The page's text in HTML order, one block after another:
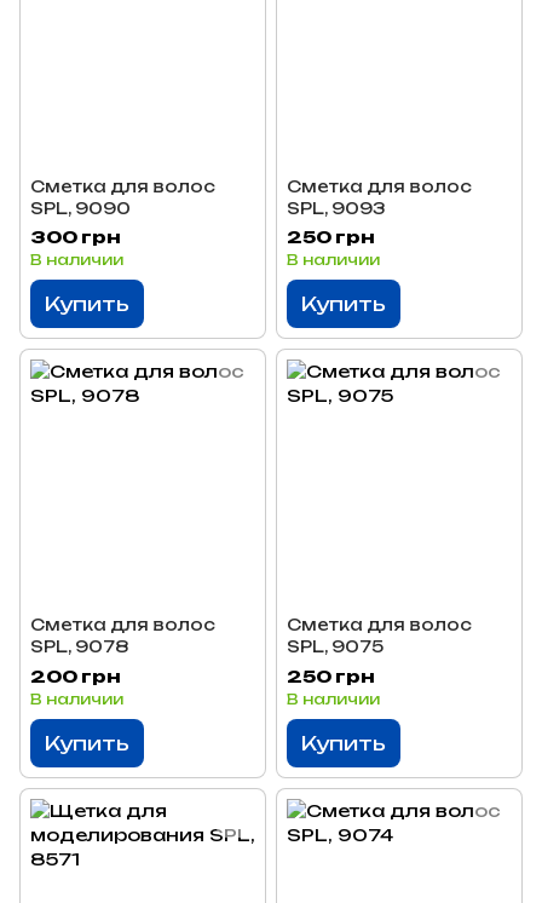
Сметка для волос
SPL, 9090
300 грн
В наличии
Купить
Сметка для волос
SPL, 9093
250 грн
В наличии
Купить
Сметка для волос
SPL, 9078
200 грн
В наличии
Купить
Сметка для волос
SPL, 9075
250 грн
В наличии
Купить